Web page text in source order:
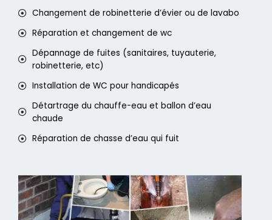
Changement de robinetterie d’évier ou de lavabo
Réparation et changement de wc
Dépannage de fuites (sanitaires, tuyauterie,
robinetterie, etc)
Installation de WC pour handicapés
Détartrage du chauffe-eau et ballon d’eau
chaude
Réparation de chasse d’eau qui fuit